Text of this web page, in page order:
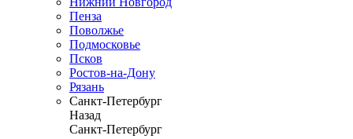
Пенза
Поволжье
Подмосковье
Псков
Ростов-на-Дону
Рязань
Санкт-Петербург
Назад
Санкт-Петербург